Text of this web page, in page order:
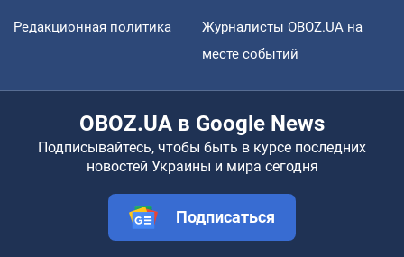
Редакционная политика
Журналисты OBOZ.UA на
месте событий
OBOZ.UA в Google News
Подписывайтесь, чтобы быть в курсе последних
новостей Украины и мира сегодня
Подписаться